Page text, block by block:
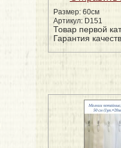
Размер: 60см
Артикул: D151
Товар первой
Гарантия